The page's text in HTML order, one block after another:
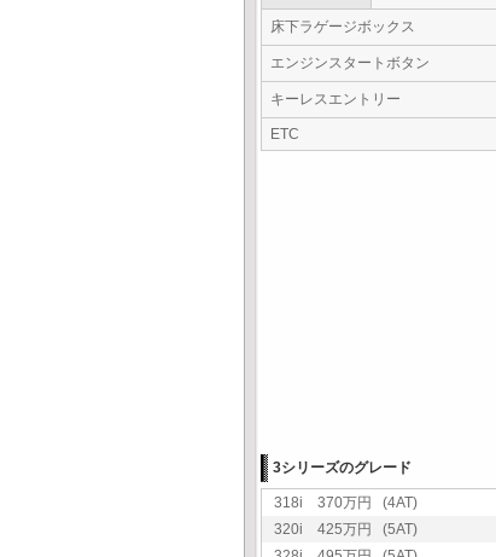
床下ラゲージボックス
エンジンスタートボタン
キーレスエントリー
ETC
3シリーズのグレード
318i 370万円 (4AT)
320i 425万円 (5AT)